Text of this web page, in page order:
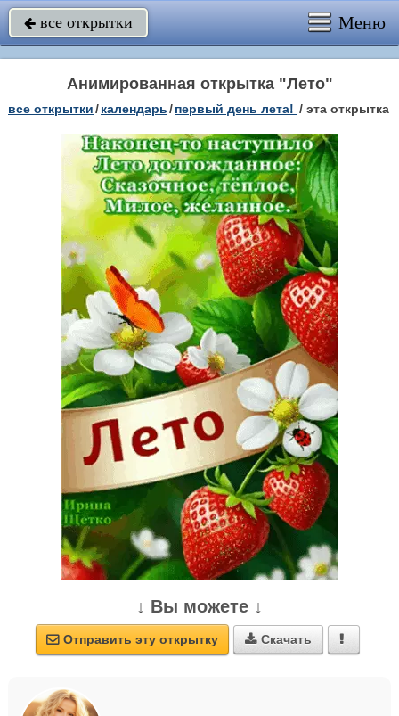
 все открытки Меню
Анимированная открытка "Лето"
все открытки/календарь/первый день лета! / эта открытка
↓ Вы можете ↓
 Отправить эту открытку  Скачать 